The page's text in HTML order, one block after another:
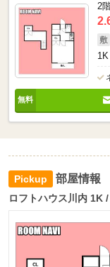
2
敷
1K
部屋情報
ロフトハウス川内 1K